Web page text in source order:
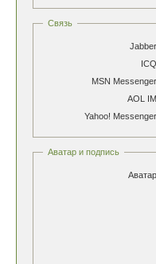
Связь
MSN
AOL
Yahoo!
Аватар и подпись